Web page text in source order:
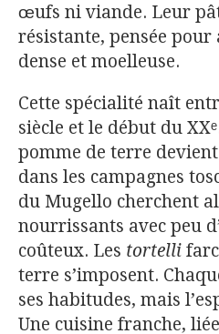
œufs ni viande. Leur
résistante, pensée
dense et moelleuse.
Cette spécialité naît
siècle et le début du
pomme de terre
dans les campagnes
du Mugello cherchent
nourrissants avec peu
coûteux. Les tortelli
terre s’imposent.
ses habitudes, mais
Une cuisine franche,